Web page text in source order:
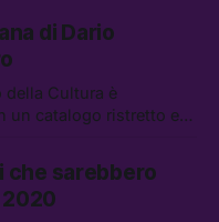
di aver appreso la
del cinema
di Dario
della Cultura è
un catalogo ristretto e
che sarebbero
2020